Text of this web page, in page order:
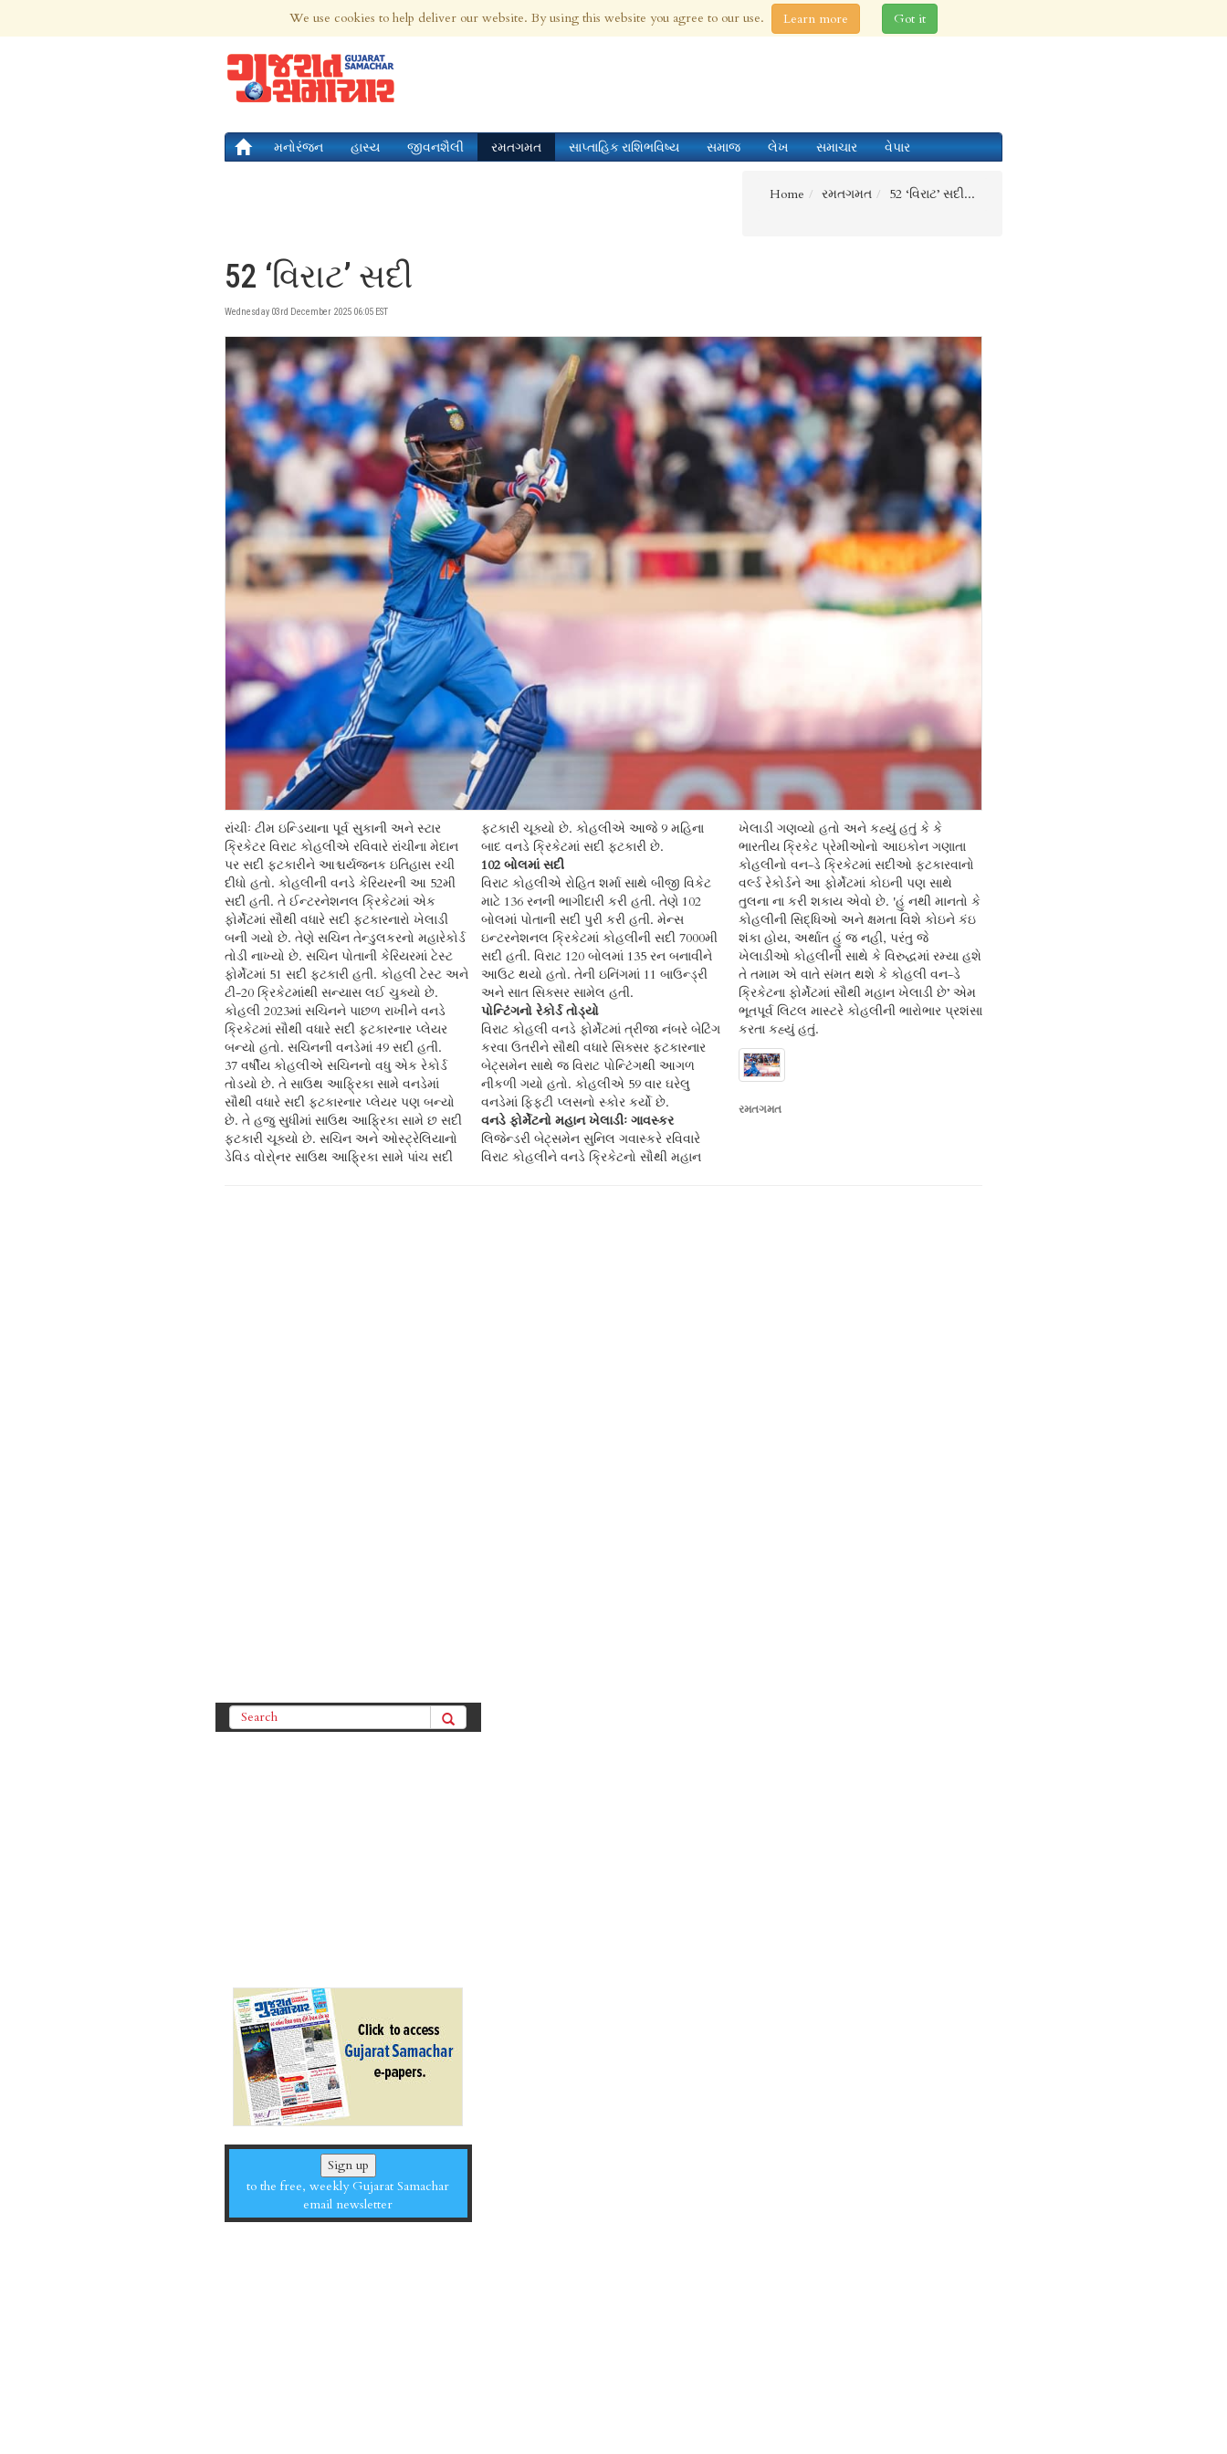
7th Aug 2026 | Updated at 11:30am 7th Aug 2026
મનોરંજન હાસ્ય જીવનશૈલી રમતગમત સાપ્તાહિક રાશિભવિષ્ય સમાજ લેખ સમાચાર વેપાર
Home રમતગમત 52 ‘વિરાટ’ સદી...
52 ‘વિરાટ’ સદી
Wednesday 03rd December 2025 06:05 EST
રાંચીઃ ટીમ ઇન્ડિયાના પૂર્વ સુકાની અને સ્ટાર
ક્રિકેટર વિરાટ કોહલીએ રવિવારે રાંચીના મેદાન
પર સદી ફટકારીને આશ્ચર્યજનક ઇતિહાસ રચી
દીધો હતો. કોહલીની વનડે કેરિયરની આ 52મી
સદી હતી. તે ઈન્ટરનેશનલ ક્રિકેટમાં એક
ફોર્મેટમાં સૌથી વધારે સદી ફટકારનારો ખેલાડી
બની ગયો છે. તેણે સચિન તેન્ડુલકરનો મહારેકોર્ડ
તોડી નાખ્યો છે. સચિન પોતાની કેરિયરમાં ટેસ્ટ
ફોર્મેટમાં 51 સદી ફટકારી હતી. કોહલી ટેસ્ટ અને
ટી-20 ક્રિકેટમાંથી સન્યાસ લઈ ચુક્યો છે.
કોહલી 2023માં સચિનને પાછળ રાખીને વનડે
ક્રિકેટમાં સૌથી વધારે સદી ફટકારનાર પ્લેયર
બન્યો હતો. સચિનની વનડેમાં 49 સદી હતી.
37 વર્ષીય કોહલીએ સચિનનો વધુ એક રેકોર્ડ
તોડયો છે. તે સાઉથ આફ્રિકા સામે વનડેમાં
સૌથી વધારે સદી ફટકારનાર પ્લેયર પણ બન્યો
છે. તે હજુ સુધીમાં સાઉથ આફ્રિકા સામે છ સદી
ફટકારી ચૂક્યો છે. સચિન અને ઓસ્ટ્રેલિયાનો
ડેવિડ વોરો્નર સાઉથ આફ્રિકા સામે પાંચ સદી
ફટકારી ચૂક્યો છે. કોહલીએ આજે 9 મહિના
બાદ વનડે ક્રિકેટમાં સદી ફટકારી છે.
102 બોલમાં સદી
વિરાટ કોહલીએ રોહિત શર્મા સાથે બીજી વિકેટ
માટે 136 રનની ભાગીદારી કરી હતી. તેણે 102
બોલમાં પોતાની સદી પુરી કરી હતી. મેન્સ
ઇન્ટરનેશનલ ક્રિકેટમાં કોહલીની સદી 7000મી
સદી હતી. વિરાટ 120 બોલમાં 135 રન બનાવીને
આઉટ થયો હતો. તેની ઇનિંગમાં 11 બાઉન્ડ્રી
અને સાત સિક્સર સામેલ હતી.
પોન્ટિંગનો રેકોર્ડ તોડ્યો
વિરાટ કોહલી વનડે ફોર્મેટમાં ત્રીજા નંબરે બેટિંગ
કરવા ઉતરીને સૌથી વધારે સિક્સર ફટકારનાર
બેટ્સમેન સાથે જ વિરાટ પોન્ટિંગથી આગળ
નીકળી ગયો હતો. કોહલીએ 59 વાર ઘરેલુ
વનડેમાં ફિફટી પ્લસનો સ્કોર કર્યો છે.
વનડે ફોર્મેટનો મહાન ખેલાડીઃ ગાવસ્કર
લિજેન્ડરી બેટ્સમેન સુનિલ ગવાસ્કરે રવિવારે
વિરાટ કોહલીને વનડે ક્રિકેટનો સૌથી મહાન
ખેલાડી ગણવ્યો હતો અને કહ્યું હતું કે કે
ભારતીય ક્રિકેટ પ્રેમીઓનો આઇકોન ગણાતા
કોહલીનો વન-ડે ક્રિકેટમાં સદીઓ ફટકારવાનો
વર્લ્ડ રેકોર્ડને આ ફોર્મેટમાં કોઇની પણ સાથે
તુલના ના કરી શકાય એવો છે. 'હું નથી માનતો કે
કોહલીની સિદ્ધિઓ અને ક્ષમતા વિશે કોઇને કંઇ
શંકા હોય, અર્થાત હું જ નહી, પરંતુ જે
ખેલાડીઓ કોહલીની સાથે કે વિરુદ્ધમાં રમ્યા હશે
તે તમામ એ વાતે સંમત થશે કે કોહલી વન-ડે
ક્રિકેટના ફોર્મેટમાં સૌથી મહાન ખેલાડી છે’ એમ
ભૂતપૂર્વ લિટલ માસ્ટરે કોહલીની ભારોભાર પ્રશંસા
કરતા કહ્યું હતું.
રમતગમત
Sign up
to the free, weekly Gujarat Samachar
email newsletter
We use cookies to help deliver our website. By using this website you agree to our use. Learn more Got it